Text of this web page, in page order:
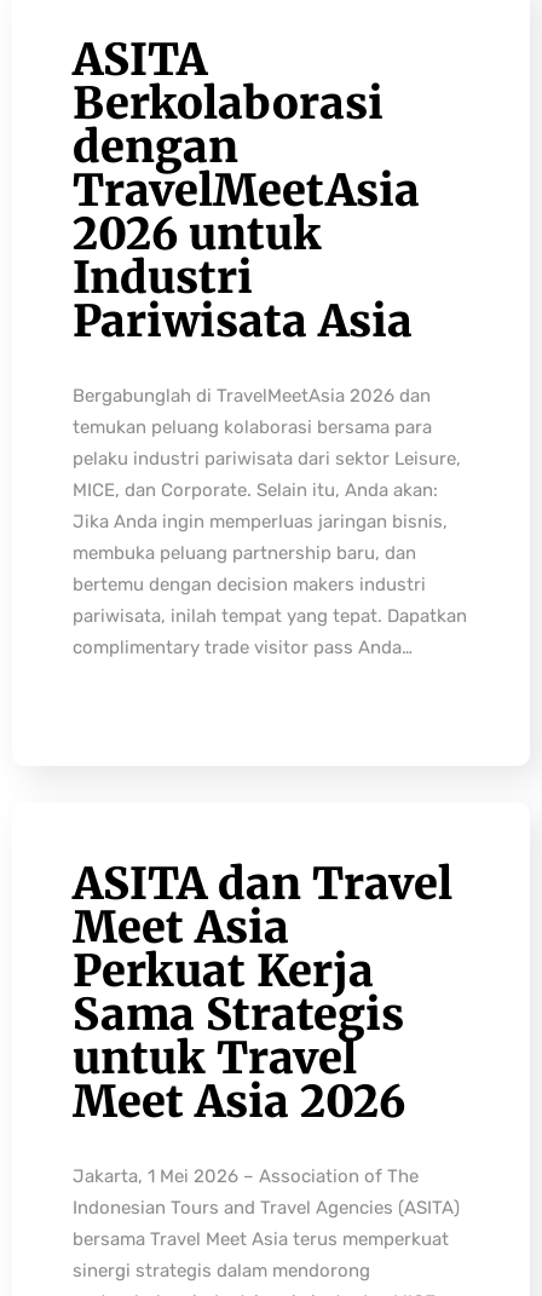
ASITA
Berkolaborasi
dengan
TravelMeetAsia
2026 untuk
Industri
Pariwisata Asia
Bergabunglah di TravelMeetAsia 2026 dan
temukan peluang kolaborasi bersama para
pelaku industri pariwisata dari sektor Leisure,
MICE, dan Corporate. Selain itu, Anda akan:
Jika Anda ingin memperluas jaringan bisnis,
membuka peluang partnership baru, dan
bertemu dengan decision makers industri
pariwisata, inilah tempat yang tepat. Dapatkan
complimentary trade visitor pass Anda…
ASITA dan Travel
Meet Asia
Perkuat Kerja
Sama Strategis
untuk Travel
Meet Asia 2026
Jakarta, 1 Mei 2026 – Association of The
Indonesian Tours and Travel Agencies (ASITA)
bersama Travel Meet Asia terus memperkuat
sinergi strategis dalam mendorong